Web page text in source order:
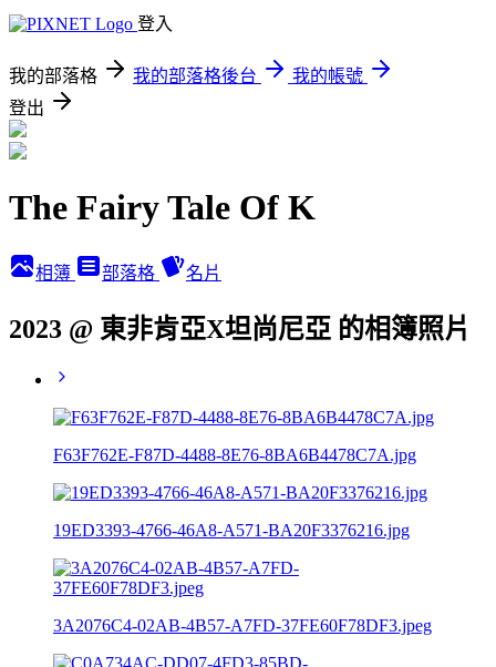
登入
我的部落格 我的部落格後台
我的帳號
登出
The Fairy Tale Of K
相簿 部落格 名片
2023 @ 東非肯亞X坦尚尼亞 的相簿照片
F63F762E-F87D-4488-8E76-8BA6B4478C7A.jpg
19ED3393-4766-46A8-A571-BA20F3376216.jpg
3A2076C4-02AB-4B57-A7FD-37FE60F78DF3.jpeg